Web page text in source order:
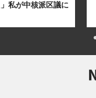
私が中核派区議に